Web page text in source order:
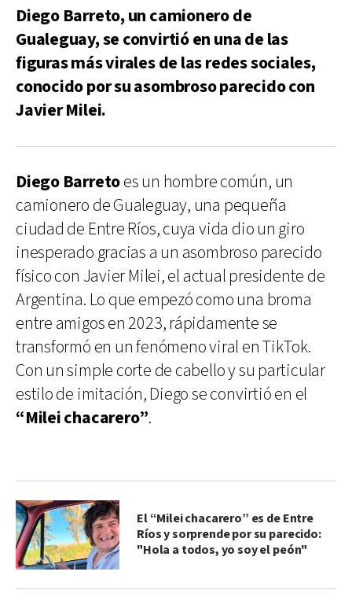
Diego Barreto, un camionero de
Gualeguay, se convirtió en una de las
figuras más virales de las redes sociales,
conocido por su asombroso parecido con
Javier Milei.
Diego Barretoes un hombre común, un
camionero de Gualeguay, una pequeña
ciudad de Entre Ríos, cuya vida dio un giro
inesperado gracias a un asombroso parecido
físico con Javier Milei, el actual presidente de
Argentina. Lo que empezó como una broma
entre amigos en 2023, rápidamente se
transformó en un fenómeno viral en TikTok.
Con un simple corte de cabello y su particular
estilo de imitación, Diego se convirtió en el
“Milei chacarero”.
El “Milei chacarero” es de Entre
Ríos y sorprende por su parecido:
"Hola a todos, yo soy el peón"